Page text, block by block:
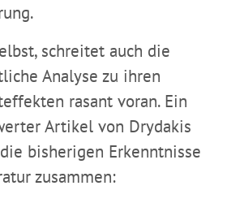
schreitet auch die
Analyse zu ihren
rasant voran. Ein
Artikel von Drydakis
bisherigen Erkenntnisse
zusammen: